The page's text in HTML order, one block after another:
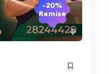
-20%
Remise